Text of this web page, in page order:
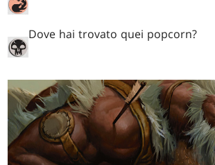
Dove hai trovato quei popcorn?